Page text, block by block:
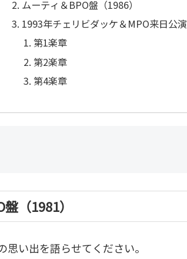
ムーティ＆BPO盤（1986）
1993年チェリビダッケ＆MPO来日公演
第1楽章
第2楽章
第4楽章
（1981）
い出を語らせてください。